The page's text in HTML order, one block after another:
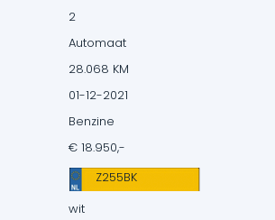
2
Automaat
28.068 KM
01-12-2021
Benzine
€ 18.950,-
Z255BK
wit